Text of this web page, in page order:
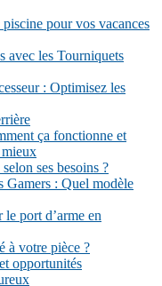
pour vos vacances
avec les Tourniquets
: Optimisez les
ça fonctionne et
ses besoins ?
Gamers : Quel modèle
port d’arme en
à votre pièce ?
opportunités